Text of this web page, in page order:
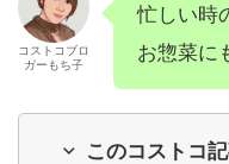
コストコブロ
ガーもち子
忙しい時
お惣菜に
このコストコ